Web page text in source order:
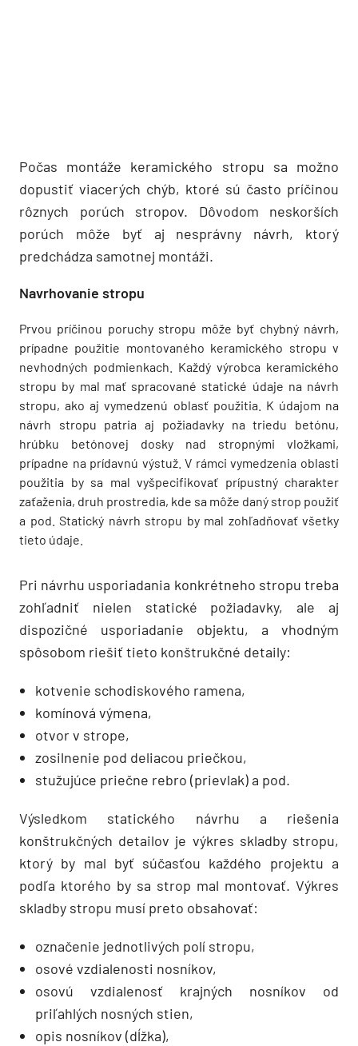
Počas montáže keramického stropu sa možno
dopustiť viacerých chýb, ktoré sú často príčinou
rôznych porúch stropov. Dôvodom neskorších
porúch môže byť aj nesprávny návrh, ktorý
predchádza samotnej montáži.
Navrhovanie stropu
Prvou príčinou poruchy stropu môže byť chybný návrh,
prípadne použitie montovaného keramického stropu v
nevhodných podmienkach. Každý výrobca keramického
stropu by mal mať spracované statické údaje na návrh
stropu, ako aj vymedzenú oblasť použitia. K údajom na
návrh stropu patria aj požiadavky na triedu betónu,
hrúbku betónovej dosky nad stropnými vložkami,
prípadne na prídavnú výstuž. V rámci vymedzenia oblasti
použitia by sa mal vyšpecifikovať prípustný charakter
zaťaženia, druh prostredia, kde sa môže daný strop použiť
a pod. Statický návrh stropu by mal zohľadňovať všetky
tieto údaje.
Pri návrhu usporiadania konkrétneho stropu treba
zohľadniť nielen statické požiadavky, ale aj
dispozičné usporiadanie objektu, a vhodným
spôsobom riešiť tieto konštrukčné detaily:
kotvenie schodiskového ramena,
komínová výmena,
otvor v strope,
zosilnenie pod deliacou priečkou,
stužujúce priečne rebro (prievlak) a pod.
Výsledkom statického návrhu a riešenia
konštrukčných detailov je výkres skladby stropu,
ktorý by mal byť súčasťou každého projektu a
podľa ktorého by sa strop mal montovať. Výkres
skladby stropu musí preto obsahovať:
označenie jednotlivých polí stropu,
osové vzdialenosti nosníkov,
osovú vzdialenosť krajných nosníkov od
priľahlých nosných stien,
opis nosníkov (dĺžka),